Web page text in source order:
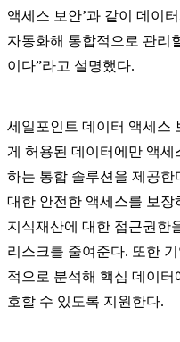
액세스 보안’과 같이 데이
자동화해 통합적으로 관리
이다”라고 설명했다.
세일포인트 데이터 액세스
게 허용된 데이터에만 액
하는 통합 솔루션을 제공한
대한 안전한 액세스를 보
지식재산에 대한 접근권한
리스크를 줄여준다. 또한
적으로 분석해 핵심 데이
호할 수 있도록 지원한다.